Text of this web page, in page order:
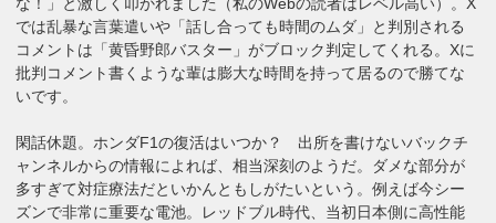
な！」と激しく叩かれました（私のWebの読者はレベル高い）。X
では乱暴な言葉遣いや「話し合っても時間のムダ」と判別される
コメントは「黄昏野郎バスター」がブロック判定してくれる。Xに
批判コメント書くような輩は膨大な時間を持って居るので勝てな
いです。
閑話休題。ホンダF1の復活はいつか？ 出所を書けないバックチ
ャンネルからの情報によれば、相当深刻のようだ。ダメな部分が
多すぎて対症療法だといかんともしがたいという。例えば今シー
ズンで非常に重要な電池。レッドブル時代、当初日本側に高性能